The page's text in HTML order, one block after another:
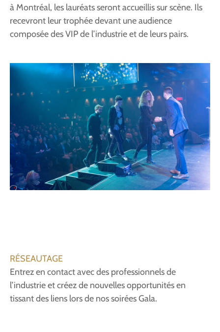
à Montréal, les lauréats seront accueillis sur scène. Ils
recevront leur trophée devant une audience
composée des VIP de l’industrie et de leurs pairs.
RÉSEAUTAGE
Entrez en contact avec des professionnels de
l’industrie et créez de nouvelles opportunités en
tissant des liens lors de nos soirées Gala.